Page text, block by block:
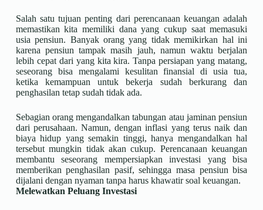
Salah satu tujuan penting dari perencanaan keuangan adalah
memastikan kita memiliki dana yang cukup saat memasuki
usia pensiun. Banyak orang yang tidak memikirkan hal ini
karena pensiun tampak masih jauh, namun waktu berjalan
lebih cepat dari yang kita kira. Tanpa persiapan yang matang,
seseorang bisa mengalami kesulitan finansial di usia tua,
ketika kemampuan untuk bekerja sudah berkurang dan
penghasilan tetap sudah tidak ada.
Sebagian orang mengandalkan tabungan atau jaminan pensiun
dari perusahaan. Namun, dengan inflasi yang terus naik dan
biaya hidup yang semakin tinggi, hanya mengandalkan hal
tersebut mungkin tidak akan cukup. Perencanaan keuangan
membantu seseorang mempersiapkan investasi yang bisa
memberikan penghasilan pasif, sehingga masa pensiun bisa
dijalani dengan nyaman tanpa harus khawatir soal keuangan.
Melewatkan Peluang Investasi